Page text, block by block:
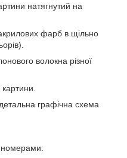
натягнутий на
фарб в щільно
волокна різної
графічна схема